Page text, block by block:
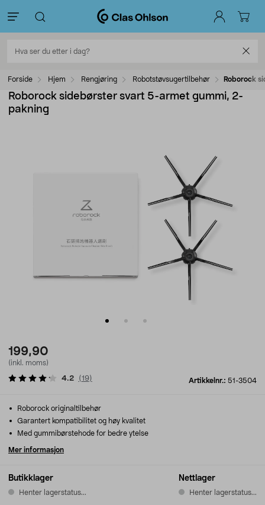
Forside Hjem Rengjøring Robotstøvsugertilbehør Roborock
Roborock sidebørster svart 5-armet gummi, 2-
pakning
199,90
(inkl. moms)
Artikkelnr.: 51-3504
4.2 (19)
Butikklager
Henter lagerstatus...
Nettlager
Henter lagerstatus...
Roborock originaltilbehør
Garantert kompatibilitet og høy kvalitet
Med gummibørstehode for bedre ytelse
Mer informasjon